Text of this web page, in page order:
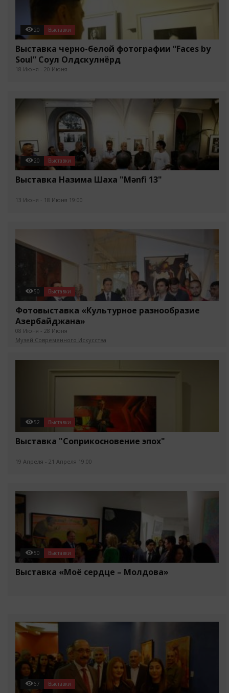
20 Выставки
Выставка черно-белой фотографии “Faces by
Soul” Соул Олдскулнёрд
18 Июня - 20 Июня
20 Выставки
Выставка Назима Шаха "Mənfi 13"
13 Июня - 18 Июня 19:00
50 Выставки
Фотовыставка «Культурное разнообразие
Азербайджана»
08 Июня - 28 Июня
Музей Современного Искусства
52 Выставки
Выставка "Соприкосновение эпох"
19 Апреля - 21 Апреля 19:00
50 Выставки
Выставка «Моё сердце – Молдова»
67 Выставки